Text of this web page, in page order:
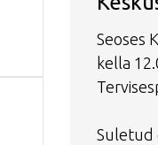
Seoses
kella
Suletud